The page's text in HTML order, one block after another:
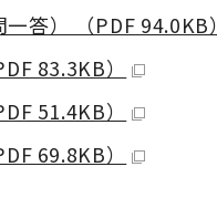
答） （PDF 94.0KB）
83.3KB）
51.4KB）
69.8KB）